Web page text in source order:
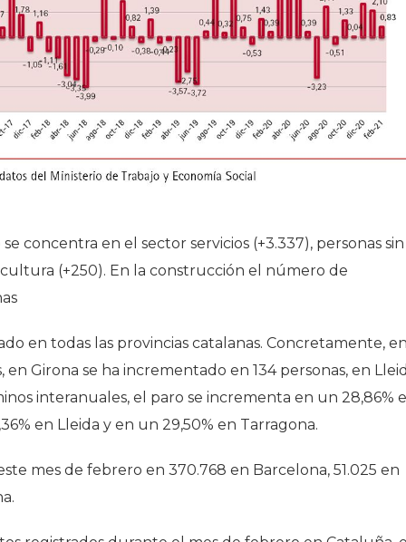
concentra en el sector servicios (+3.337), personas sin
(+250). En la construcción el número de
en todas las provincias catalanas. Concretamente, en
Girona se ha incrementado en 134 personas, en
interanuales, el paro se incrementa en un 28,86%
en Lleida y en un 29,50% en Tarragona.
mes de febrero en 370.768 en Barcelona, 51.025 en